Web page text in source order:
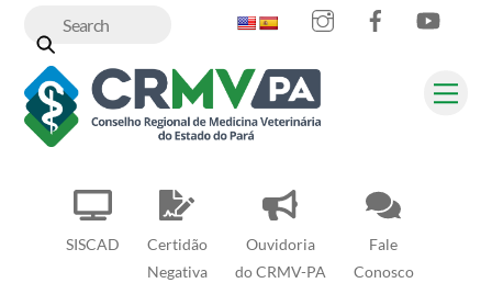
content
SISCAD
Certidão
Negativa
Ouvidoria
do CRMV-PA
Fale
Conosco
InstagramFacebook